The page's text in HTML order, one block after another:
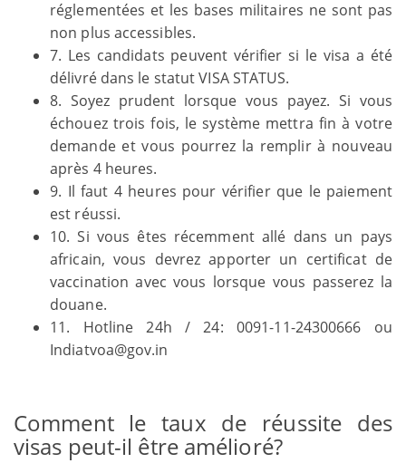
réglementées et les bases militaires ne sont pas
non plus accessibles.
7. Les candidats peuvent vérifier si le visa a été
délivré dans le statut VISA STATUS.
8. Soyez prudent lorsque vous payez. Si vous
échouez trois fois, le système mettra fin à votre
demande et vous pourrez la remplir à nouveau
après 4 heures.
9. Il faut 4 heures pour vérifier que le paiement
est réussi.
10. Si vous êtes récemment allé dans un pays
africain, vous devrez apporter un certificat de
vaccination avec vous lorsque vous passerez la
douane.
11. Hotline 24h / 24: 0091-11-24300666 ou
Indiatvoa@gov.in
Comment le taux de réussite des
visas peut-il être amélioré?